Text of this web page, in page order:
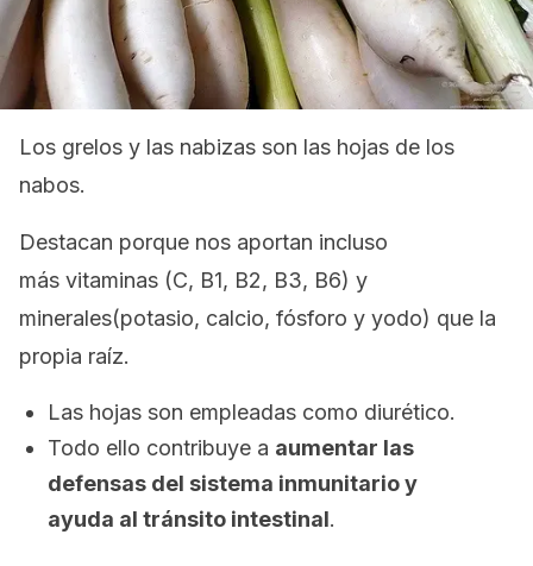
Los grelos y las nabizas son las hojas de los
nabos.
Destacan porque nos aportan incluso
más vitaminas (C, B1, B2, B3, B6) y
minerales(potasio, calcio, fósforo y yodo) que la
propia raíz.
Las hojas son empleadas como diurético.
Todo ello contribuye a aumentar las
defensas del sistema inmunitario y
ayuda al tránsito intestinal.